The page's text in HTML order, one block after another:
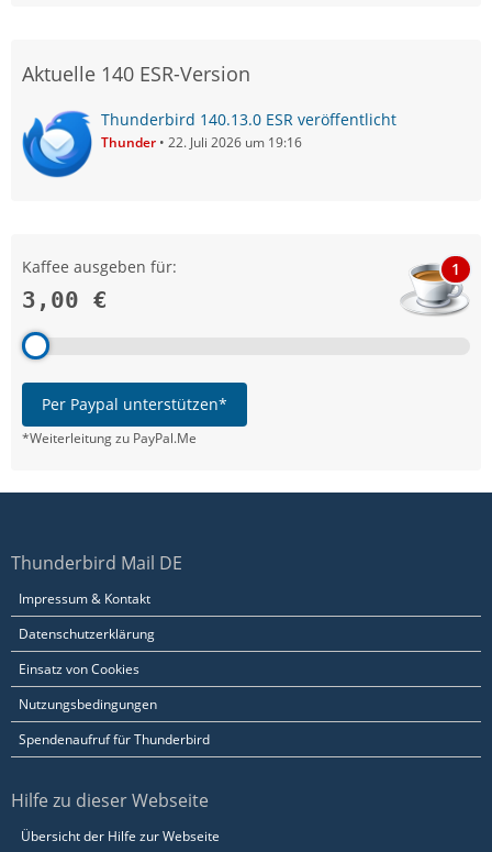
Aktuelle 140 ESR-Version
Thunderbird 140.13.0 ESR veröffentlicht
Thunder 22. Juli 2026 um 19:16
Kaffee ausgeben für:
3,00 €
1
Per Paypal unterstützen*
*Weiterleitung zu PayPal.Me
Thunderbird Mail DE
Impressum & Kontakt
Datenschutzerklärung
Einsatz von Cookies
Nutzungsbedingungen
Spendenaufruf für Thunderbird
Hilfe zu dieser Webseite
Übersicht der Hilfe zur Webseite